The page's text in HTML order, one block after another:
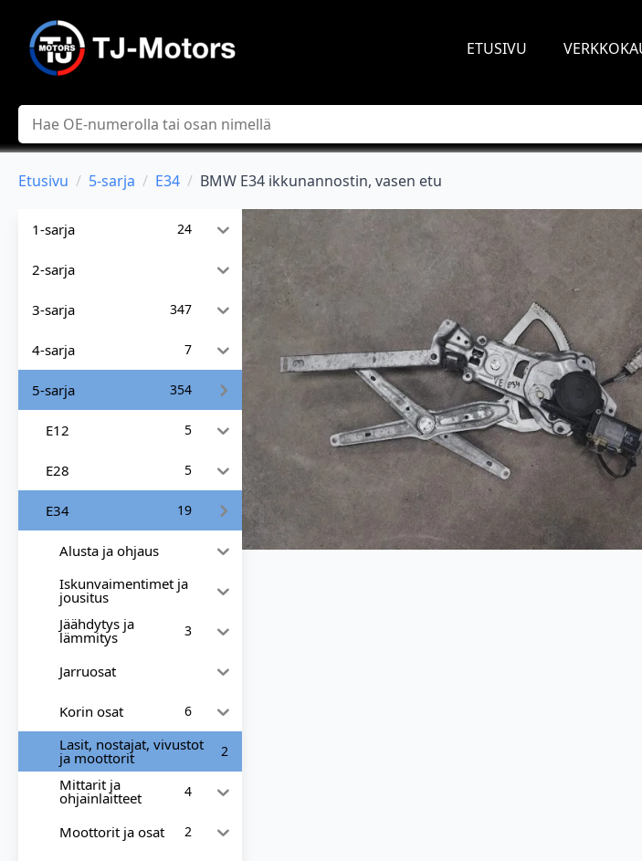
ETUSIVU
Hae
Etusivu 5-sarja E34 BMW E34 ikkunannostin, vasen etu
1-sarja 24
2-sarja
3-sarja 347
4-sarja 7
5-sarja 354
E12 5
E28 5
E34 19
Alusta ja ohjaus
Iskunvaimentimet ja
jousitus
Jäähdytys ja
lämmitys 3
Jarruosat
Korin osat 6
Lasit, nostajat, vivustot
ja moottorit 2
Mittarit ja
ohjainlaitteet 4
Moottorit ja osat 2